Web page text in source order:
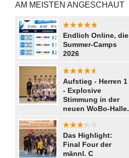
AM MEISTEN ANGESCHAUT
aaaaaaaa
Endlich Online, die
Summer-Camps
2026
aaaaaaa
Aufstieg - Herren 1
- Explosive
Stimmung in der
neuen WoBo-Halle.
aaaaa
Das Highlight:
Final Four der
männl. C